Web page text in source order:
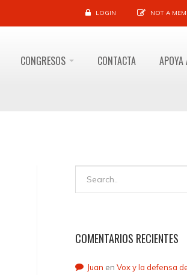
LOGIN NOT A
CONGRESOS CONTACTA APOYA
COMENTARIOS RECIENTES
Juan en Vox y la defensa